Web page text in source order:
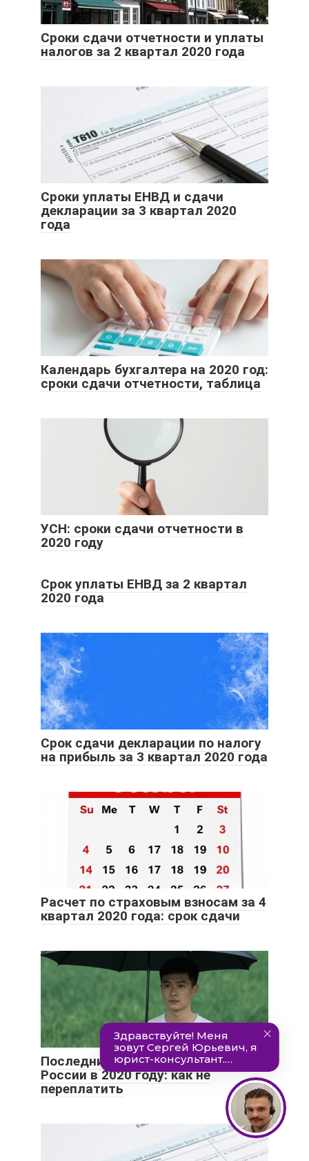
Сроки сдачи отчетности и уплаты
налогов за 2 квартал 2020 года
Сроки уплаты ЕНВД и сдачи
декларации за 3 квартал 2020
года
Календарь бухгалтера на 2020 год:
сроки сдачи отчетности, таблица
УСН: сроки сдачи отчетности в
2020 году
Срок уплаты ЕНВД за 2 квартал
2020 года
Срок сдачи декларации по налогу
на прибыль за 3 квартал 2020 года
Расчет по страховым взносам за 4
квартал 2020 года: срок сдачи
Последний день уплаты налогов в
России в 2020 году: как не
переплатить